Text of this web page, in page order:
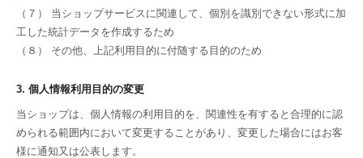
（７） 当ショップサービスに関連して、個別を識別できない形式に加
工した統計データを作成するため
（８） その他、上記利用目的に付随する目的のため
3. 個人情報利用目的の変更
当ショップは、個人情報の利用目的を、関連性を有すると合理的に認
められる範囲内において変更することがあり、変更した場合にはお客
様に通知又は公表します。